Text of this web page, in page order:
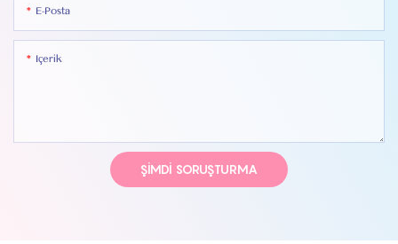
E-Posta
Içerik
ŞIMDI SORUŞTURMA